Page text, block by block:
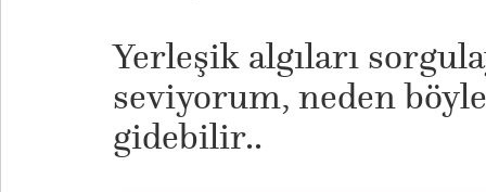
Yerleşik algıları
seviyorum, neden
gidebilir..